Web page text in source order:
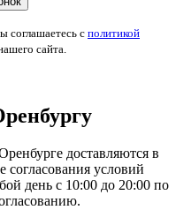
соглашаетесь с политикой
сайта.
доставляются в
согласования условий
день с 10:00 до 20:00 по